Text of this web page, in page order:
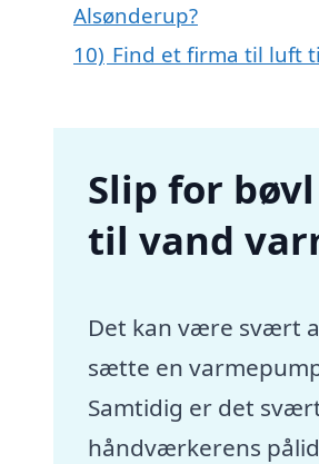
Alsønderup?
10) Find et firma til luft
Slip for
til vand
Det kan være svært
sætte en
Samtidig er det
håndværkerens